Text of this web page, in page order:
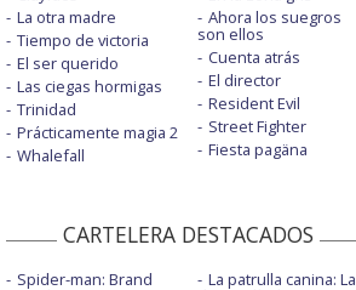
La otra madre
Tiempo de victoria
El ser querido
Las ciegas hormigas
Trinidad
Prácticamente magia 2
Whalefall
Ahora los suegros
son ellos
Cuenta atrás
El director
Resident Evil
Street Fighter
Fiesta pagäna
CARTELERA DESTACADOS
Spider-man: Brand La patrulla canina: La